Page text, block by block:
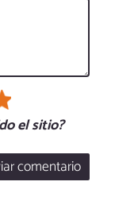
el sitio?
comentario